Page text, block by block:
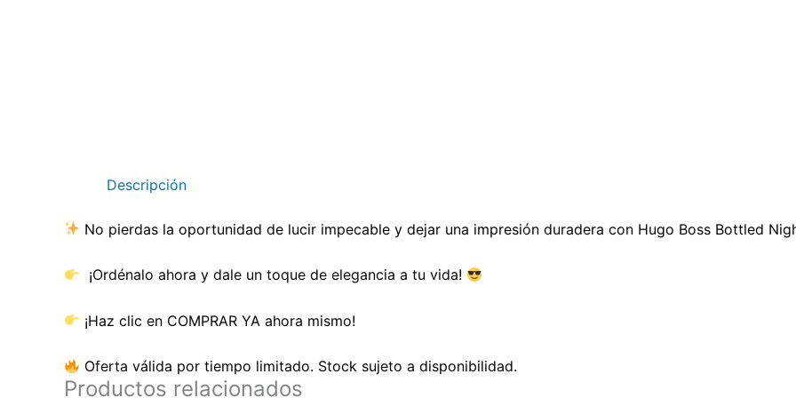
Descripción
No pierdas la oportunidad de lucir impecable y dejar una impresión duradera con Hugo Boss Bottled
¡Ordénalo ahora y dale un toque de elegancia a tu vida!
¡Haz clic en COMPRAR YA ahora mismo!
Oferta válida por tiempo limitado. Stock sujeto a disponibilidad.
Productos relacionados